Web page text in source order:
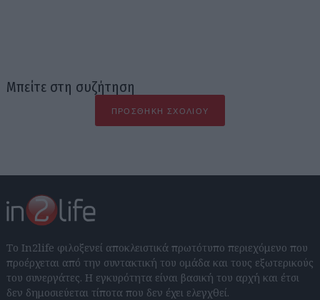
Μπείτε στη συζήτηση
ΠΡΟΣΘΉΚΗ ΣΧΟΛΊΟΥ
Το In2life φιλοξενεί αποκλειστικά πρωτότυπο περιεχόμενο που
προέρχεται από την συντακτική του ομάδα και τους εξωτερικούς
του συνεργάτες. Η εγκυρότητα είναι βασική του αρχή και έτσι
δεν δημοσιεύεται τίποτα που δεν έχει ελεγχθεί.